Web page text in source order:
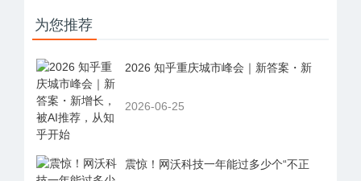
为您推荐
2026 知乎重庆城市峰会｜新答案・新
2026-06-25
震惊！网沃科技一年能过多少个“不正